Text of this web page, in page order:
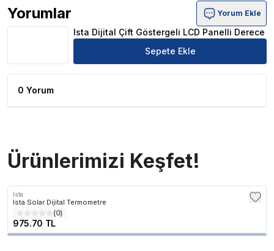
Yorumlar
Ista Dijital Çift Göstergeli LCD Panelli Derece Ürün
Yorum Ekle
Ista Dijital Çift Göstergeli LCD Panelli Derece
Sepete Ekle
0 Yorum
Ürünlerimizi Keşfet!
Ista
Ista Solar Dijital Termometre
(0)
975.70 TL